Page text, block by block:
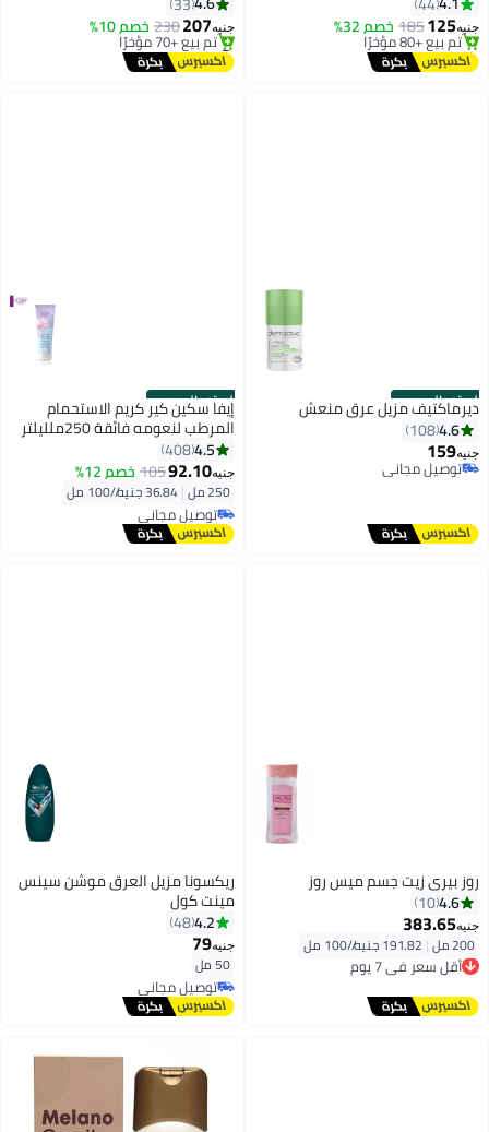
جنيه125
185 خصم 32%
توصيل مجاني
بتخلّص بسرعة
تم بيع +80 مؤخرًا
جنيه207
230 خصم 10%
#38 في مستحضرات غسل الجسم
توصيل مجاني
تم بيع +70 مؤخرًا
الستور الرسمي
ديرماكتيف مزيل عرق منعش
4.6
108
جنيه159
توصيل مجاني
الستور الرسمي
إيفا سكين كير كريم الاستحمام
المرطب لنعومه فائقة 250ملليلتر
4.5
408
جنيه92.10
105 خصم 12%
250 مل |
توصيل مجاني
توصيل مجاني
روز بيري زيت جسم ميس روز
4.6
10
جنيه383.65
200 مل |
أقل سعر في 7 يوم
توصيل مجاني
أقل سعر في 7 يوم
ريكسونا مزيل العرق موشن سينس
مينت كول
4.2
48
جنيه79
50 مل
توصيل مجاني
توصيل مجاني